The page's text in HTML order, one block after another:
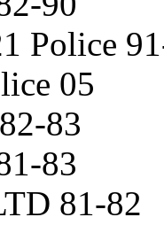
Police
05
83
83
81-82